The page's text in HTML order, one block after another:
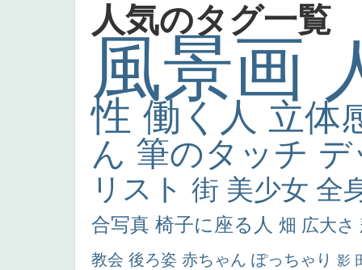
人気のタグ一覧
風景画
性 働く人 立体
ん 筆のタッチ
リスト 街 美少女 全
合写真 椅子に座る人 畑 広大さ
教会 後ろ姿 赤ちゃん ぽっちゃり 影